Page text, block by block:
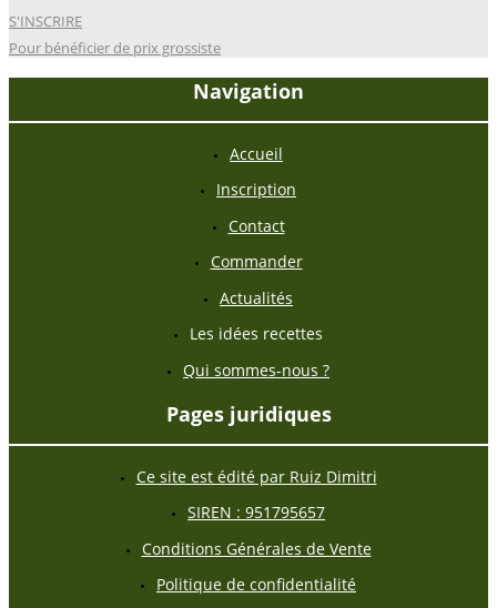
S'INSCRIRE
Pour bénéficier de prix grossiste
Navigation
Accueil
Inscription
Contact
Commander
Actualités
Les idées recettes
Qui sommes-nous ?
Pages juridiques
Ce site est édité par Ruiz Dimitri
SIREN : 951795657
Conditions Générales de Vente
Politique de confidentialité